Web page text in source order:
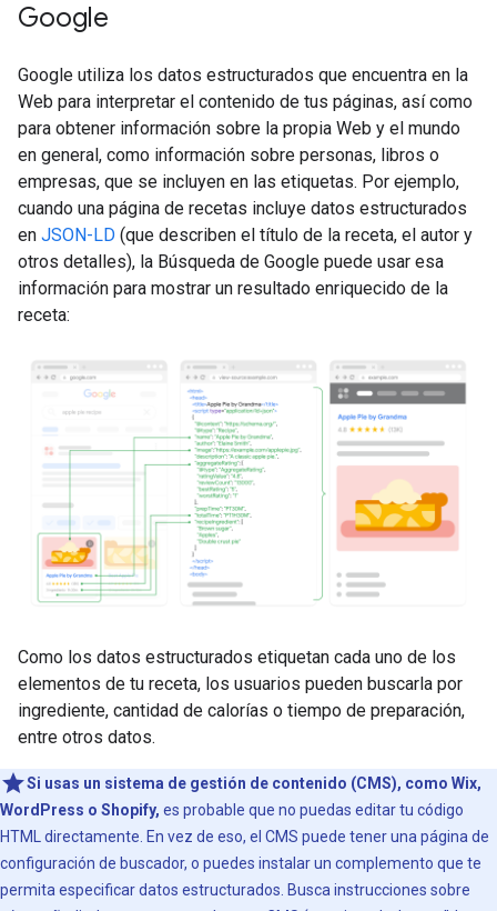
Google
Google utiliza los datos estructurados que encuentra en la
Web para interpretar el contenido de tus páginas, así como
para obtener información sobre la propia Web y el mundo
en general, como información sobre personas, libros o
empresas, que se incluyen en las etiquetas. Por ejemplo,
cuando una página de recetas incluye datos estructurados
en JSON-LD (que describen el título de la receta, el autor y
otros detalles), la Búsqueda de Google puede usar esa
información para mostrar un resultado enriquecido de la
receta:
Como los datos estructurados etiquetan cada uno de los
elementos de tu receta, los usuarios pueden buscarla por
ingrediente, cantidad de calorías o tiempo de preparación,
entre otros datos.
Si usas un sistema de gestión de contenido (CMS), como Wix,
WordPress o Shopify, es probable que no puedas editar tu código
HTML directamente. En vez de eso, el CMS puede tener una página de
configuración de buscador, o puedes instalar un complemento que te
permita especificar datos estructurados. Busca instrucciones sobre